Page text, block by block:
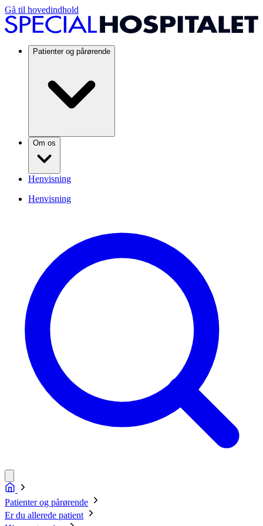
Gå til hovedindhold
Patienter og pårørende
Om os
Henvisning
Henvisning
Patienter og pårørende
Er du allerede patient